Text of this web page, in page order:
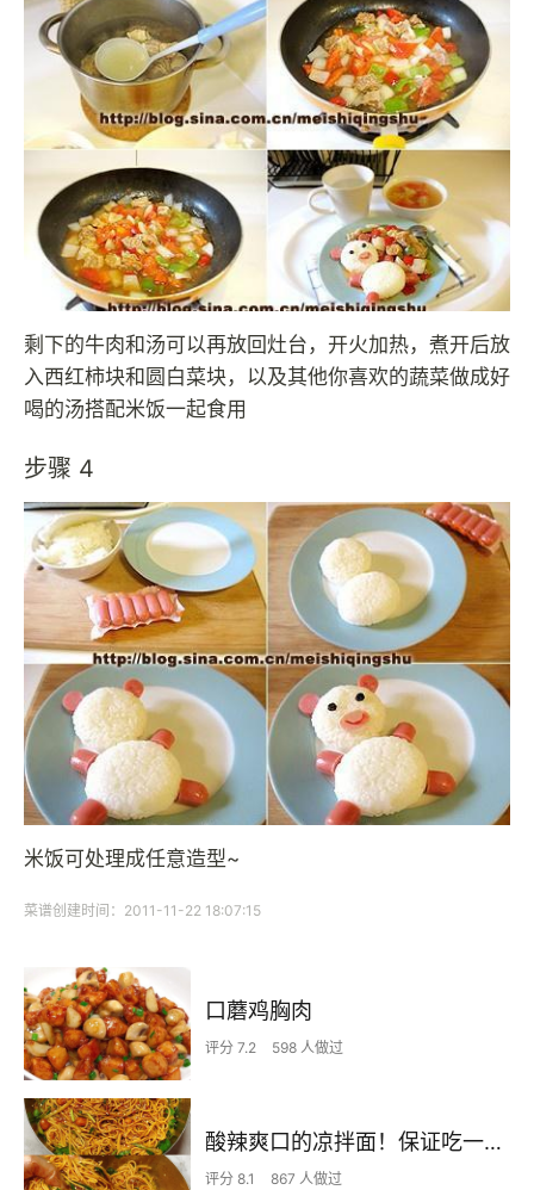
剩下的牛肉和汤可以再放回灶台，开火加热，煮开后放
入西红柿块和圆白菜块，以及其他你喜欢的蔬菜做成好
喝的汤搭配米饭一起食用
步骤 4
米饭可处理成任意造型~
菜谱创建时间：2011-11-22 18:07:15
口蘑鸡胸肉
评分 7.2 598 人做过
酸辣爽口的凉拌面！保证吃一次就上瘾
评分 8.1 867 人做过